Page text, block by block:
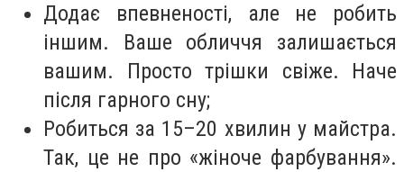
Додає впевненості, але не робить
іншим. Ваше обличчя залишається
вашим. Просто трішки свіже. Наче
після гарного сну;
Робиться за 15–20 хвилин у майстра.
Так, це не про «жіноче фарбування».